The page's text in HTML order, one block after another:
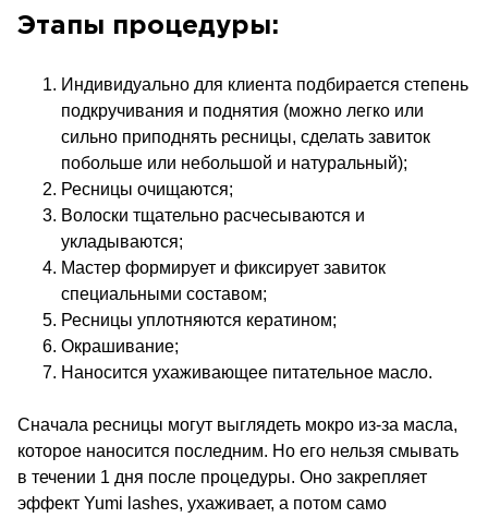
Этапы процедуры:
Индивидуально для клиента подбирается степень
подкручивания и поднятия (можно легко или
сильно приподнять ресницы, сделать завиток
побольше или небольшой и натуральный);
Ресницы очищаются;
Волоски тщательно расчесываются и
укладываются;
Мастер формирует и фиксирует завиток
специальными составом;
Ресницы уплотняются кератином;
Окрашивание;
Наносится ухаживающее питательное масло.
Сначала ресницы могут выглядеть мокро из-за масла,
которое наносится последним. Но его нельзя смывать
в течении 1 дня после процедуры. Оно закрепляет
эффект Yumi lashes, ухаживает, а потом само